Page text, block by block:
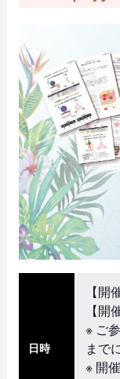
日時
【開
【
※ ご
まで
※ 開